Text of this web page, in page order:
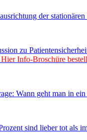
der stationären
zu
Info-Broschüre
Wann geht man in
sind lieber tot als